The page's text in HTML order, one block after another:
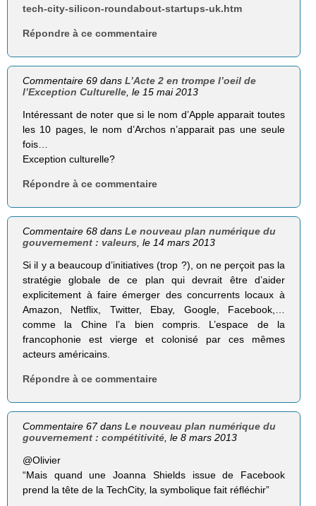
tech-city-silicon-roundabout-startups-uk.htm
Répondre à ce commentaire
Commentaire 69 dansL’Acte 2 en trompe l’oeil de
l’Exception Culturelle , le 15 mai 2013
Intéressant de noter que si le nom d’Apple apparait toutes
les 10 pages, le nom d’Archos n’apparait pas une seule
fois…
Exception culturelle?
Répondre à ce commentaire
Commentaire 68 dansLe nouveau plan numérique du
gouvernement : valeurs , le 14 mars 2013
Si il y a beaucoup d’initiatives (trop ?), on ne perçoit pas la
stratégie globale de ce plan qui devrait être d’aider
explicitement à faire émerger des concurrents locaux à
Amazon, Netflix, Twitter, Ebay, Google, Facebook,…
comme la Chine l’a bien compris. L’espace de la
francophonie est vierge et colonisé par ces mêmes
acteurs américains.
Répondre à ce commentaire
Commentaire 67 dansLe nouveau plan numérique du
gouvernement : compétitivité, le 8 mars 2013
@Olivier
“Mais quand une Joanna Shields issue de Face­book
prend la tête de la Tech­City, la sym­bo­lique fait réflé­chir”